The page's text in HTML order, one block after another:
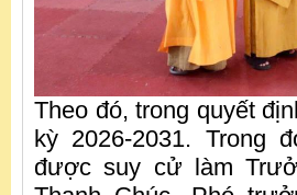
Theo đó, trong quyết
kỳ 2026-2031. Trong
được suy cử làm